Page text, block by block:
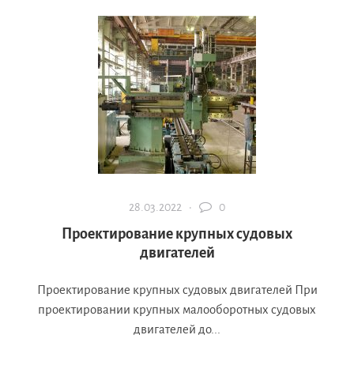
28.03.2022 · 0
Проектирование крупных судовых
двигателей
Проектирование крупных судовых двигателей При
проектировании крупных малооборотных судовых
двигателей до...